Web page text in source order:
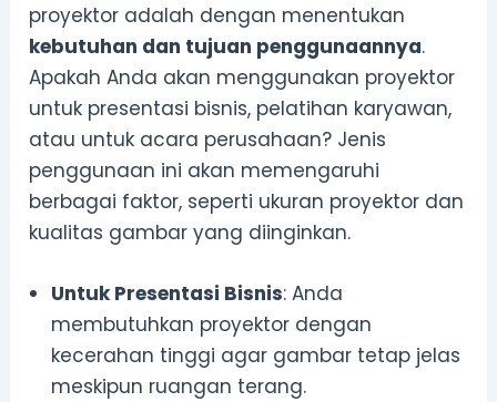
proyektor adalah dengan menentukan
kebutuhan dan tujuan penggunaannya.
Apakah Anda akan menggunakan proyektor
untuk presentasi bisnis, pelatihan karyawan,
atau untuk acara perusahaan? Jenis
penggunaan ini akan memengaruhi
berbagai faktor, seperti ukuran proyektor dan
kualitas gambar yang diinginkan.
Untuk Presentasi Bisnis: Anda
membutuhkan proyektor dengan
kecerahan tinggi agar gambar tetap jelas
meskipun ruangan terang.